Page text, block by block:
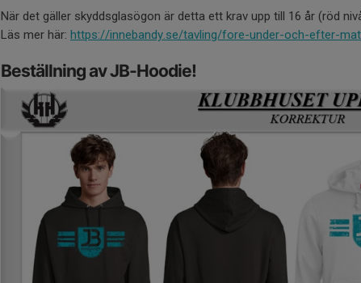
När det gäller skyddsglasögon är detta ett krav upp till 16 år (röd
Läs mer här: https://innebandy.se/tavling/fore-under-och-efter-
Beställning av JB-Hoodie!